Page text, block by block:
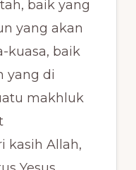
baik yang
yang akan
kuasa, baik
yang di
makhluk
kasih Allah,